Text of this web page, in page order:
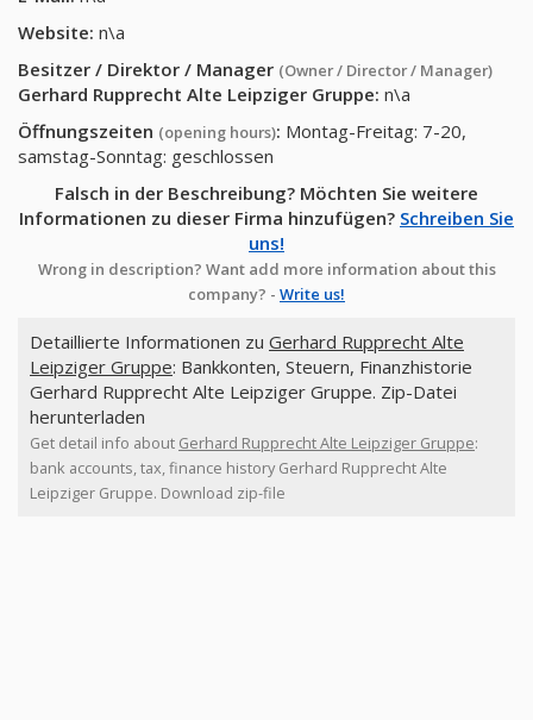
Website: n\a
Besitzer / Direktor / Manager (Owner / Director / Manager)
Gerhard Rupprecht Alte Leipziger Gruppe: n\a
Öffnungszeiten (opening hours): Montag-Freitag: 7-20,
samstag-Sonntag: geschlossen
Falsch in der Beschreibung? Möchten Sie weitere
Informationen zu dieser Firma hinzufügen? Schreiben Sie
uns!
Wrong in description? Want add more information about this
company? - Write us!
Detaillierte Informationen zu Gerhard Rupprecht Alte
Leipziger Gruppe: Bankkonten, Steuern, Finanzhistorie
Gerhard Rupprecht Alte Leipziger Gruppe. Zip-Datei
herunterladen
Get detail info about Gerhard Rupprecht Alte Leipziger Gruppe:
bank accounts, tax, finance history Gerhard Rupprecht Alte
Leipziger Gruppe. Download zip-file